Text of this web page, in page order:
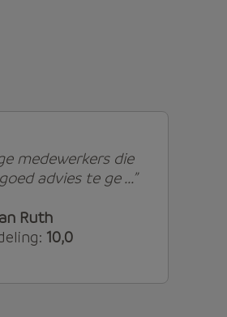
medewerkers die
advies te ge ...”
Ruth
10,0